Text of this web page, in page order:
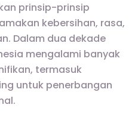
prinsip-prinsip
kebersihan, rasa,
Dalam dua dekade
mengalami banyak
termasuk
untuk penerbangan